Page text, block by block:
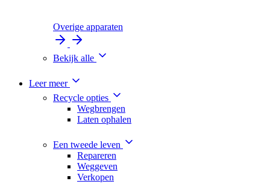
Overige apparaten
Bekijk alle
Leer meer
Recycle opties
Wegbrengen
Laten ophalen
Een tweede leven
Repareren
Weggeven
Verkopen